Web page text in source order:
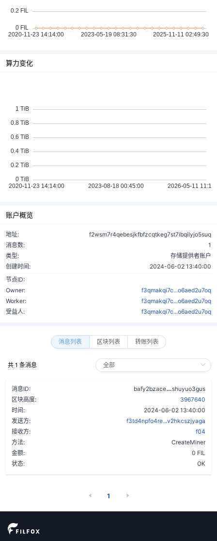
算力变化
账户概览
地址:
f2wsm7r4qebesjkfbfzcqtkeg7st7ibqilyjo5suq
消息数:
1
类型:
存储提供者账户
创建时间:
2024-06-02 13:40:00
节点ID:
Owner:
f3qmakqi7c...o6aed2u7oq
Worker:
f3qmakqi7c...o6aed2u7oq
受益人:
f3qmakqi7c...o6aed2u7oq
消息列表 区块列表 转账列表
共 1 条消息
消息ID: bafy2bzace
shuyuo3gus
区块高度:
3967640
时间:
2024-06-02 13:40:00
发送方:
f3td4npfo4re...v2hkcszjyaga
接收方:
f04
方法:
CreateMiner
金额:
0 FIL
状态:
OK
1